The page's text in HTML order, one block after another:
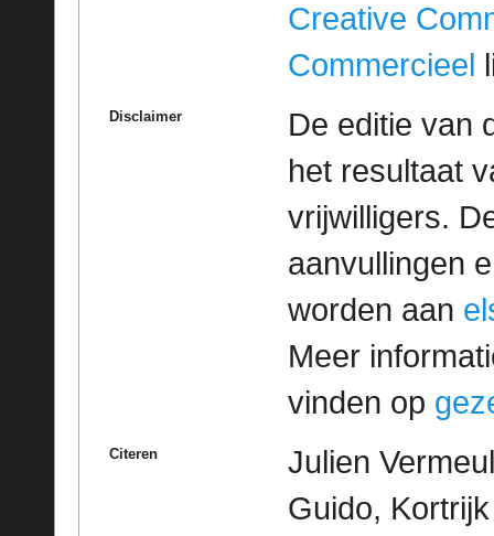
Creative
Commercieel
Disclaimer
De editie van
het resultaat
vrijwilligers.
aanvullingen
worden aan
Meer
vinden op
Citeren
Julien
Guido,